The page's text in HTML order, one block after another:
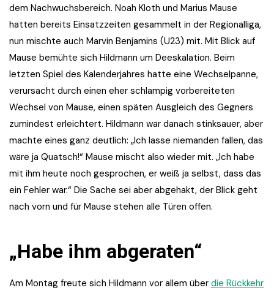
dem Nachwuchsbereich. Noah Kloth und Marius Mause
hatten bereits Einsatzzeiten gesammelt in der Regionalliga,
nun mischte auch Marvin Benjamins (U23) mit. Mit Blick auf
Mause bemühte sich Hildmann um Deeskalation. Beim
letzten Spiel des Kalenderjahres hatte eine Wechselpanne,
verursacht durch einen eher schlampig vorbereiteten
Wechsel von Mause, einen späten Ausgleich des Gegners
zumindest erleichtert. Hildmann war danach stinksauer, aber
machte eines ganz deutlich: „Ich lasse niemanden fallen, das
wäre ja Quatsch!“ Mause mischt also wieder mit. „Ich habe
mit ihm heute noch gesprochen, er weiß ja selbst, dass das
ein Fehler war.“ Die Sache sei aber abgehakt, der Blick geht
nach vorn und für Mause stehen alle Türen offen.
„Habe ihm abgeraten“
Am Montag freute sich Hildmann vor allem über die Rückkehr